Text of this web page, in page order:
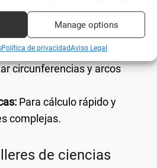
Manage options
Política de privacidadAviso Legal
medición y trazado de
circunferencias y arcos
Para cálculo rápido y
complejas.
de ciencias